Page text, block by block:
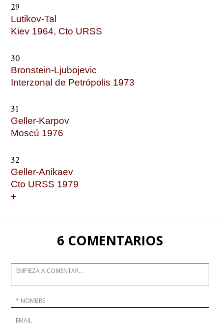
29
Lutikov-Tal
Kiev 1964, Cto URSS
30
Bronstein-Ljubojevic
Interzonal de Petrópolis 1973
31
Geller-Karpov
Moscú 1976
32
Geller-Anikaev
Cto URSS 1979
+
6 COMENTARIOS